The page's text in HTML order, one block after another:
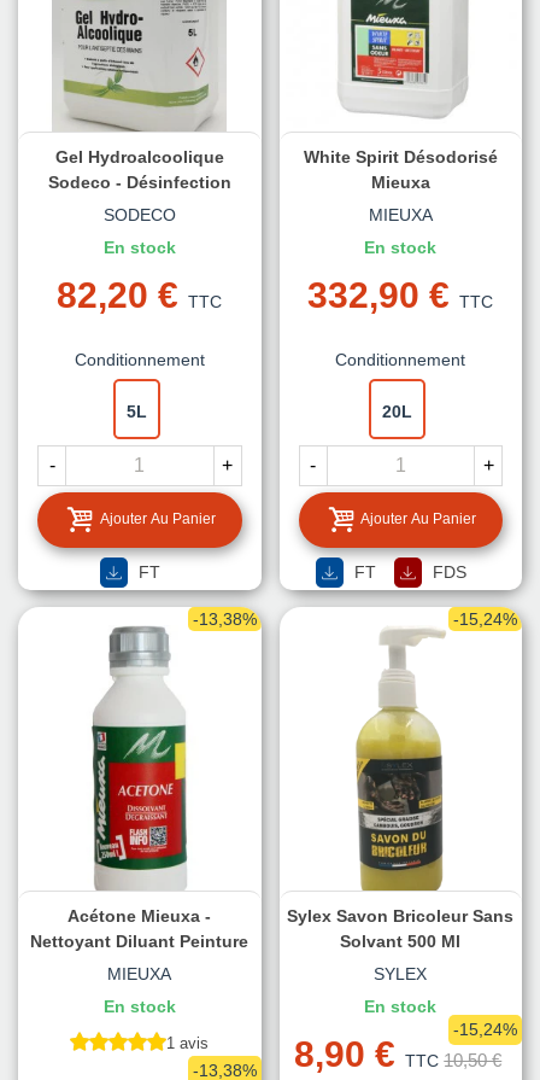
Gel Hydroalcoolique
Sodeco - Désinfection
SODECO
En stock
82,20 € TTC
Conditionnement
5L
- +
Ajouter Au Panier
FT
White Spirit Désodorisé
Mieuxa
MIEUXA
En stock
332,90 € TTC
Conditionnement
20L
- +
Ajouter Au Panier
FT FDS
-13,38%
Acétone Mieuxa -
Nettoyant Diluant Peinture
MIEUXA
En stock
1 avis
-13,38%
-15,24%
Sylex Savon Bricoleur Sans
Solvant 500 Ml
SYLEX
En stock
8,90 € TTC 10,50 €
-15,24%